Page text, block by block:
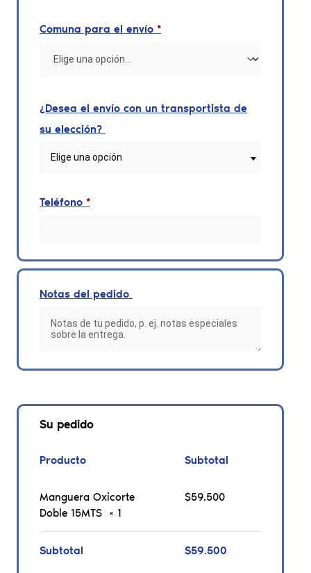
Comuna para el envío *
¿Desea el envío con un transportista de
su elección?
Elige una opción
Teléfono *
Notas del pedido
Su pedido
Producto Subtotal
Manguera Oxicorte
Doble 15MTS × 1
$59.500
Subtotal $59.500